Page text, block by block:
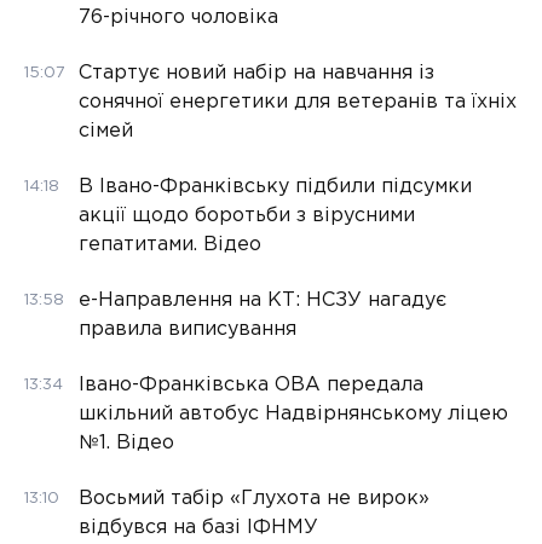
76-річного чоловіка
15:07
Стартує новий набір на навчання із
сонячної енергетики для ветеранів та їхніх
сімей
14:18
В Івано-Франківську підбили підсумки
акції щодо боротьби з вірусними
гепатитами. Відео
13:58
е-Направлення на КТ: НСЗУ нагадує
правила виписування
13:34
Івано-Франківська ОВА передала
шкільний автобус Надвірнянському ліцею
№1. Відео
13:10
Восьмий табір «Глухота не вирок»
відбувся на базі ІФНМУ